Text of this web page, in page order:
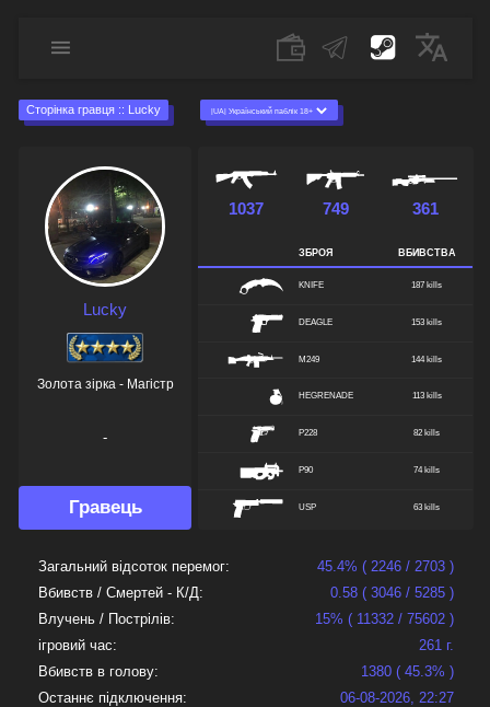
Сторінка гравця :: Lucky
Lucky
Золота зірка - Магістр
-
Гравець
1037 749 361
ЗБРОЯ ВБИВСТВА
KNIFE 187 kills
DEAGLE 153 kills
M249 144 kills
HEGRENADE 113 kills
P228 82 kills
P90 74 kills
USP 63 kills
GLOCK 25 kills
FAMAS 7 kills
6 kills
Загальний відсоток перемог:
Вбивств / Смертей - К/Д:
Влучень / Пострілів:
ігровий час:
Вбивств в голову:
Останнє підключення:
45.4% ( 2246 / 2703 )
0.58 ( 3046 / 5285 )
15% ( 11332 / 75602 )
261 г.
1380 ( 45.3% )
06-08-2026, 22:27